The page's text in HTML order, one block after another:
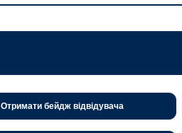
Отримати бейдж відвідувача